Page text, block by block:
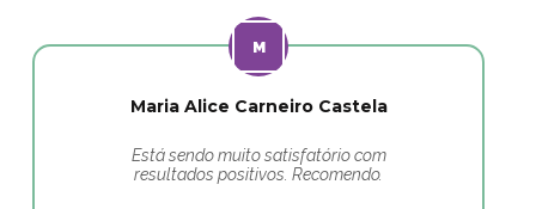
Maria Alice Carneiro Castela
Está sendo muito satisfatório com
resultados positivos. Recomendo.